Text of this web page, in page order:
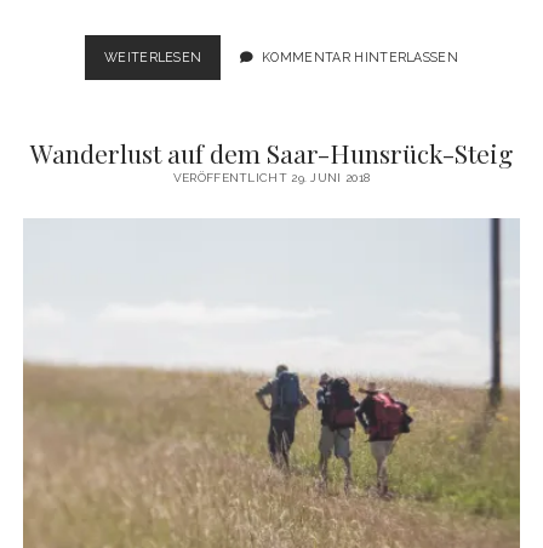
WEITERLESEN GEHEN
…
IN
SCHOTTLAND
KOMMENTAR HINTERLASSEN
Wanderlust auf dem Saar-Hunsrück-Steig
VERÖFFENTLICHT 29. JUNI 2018